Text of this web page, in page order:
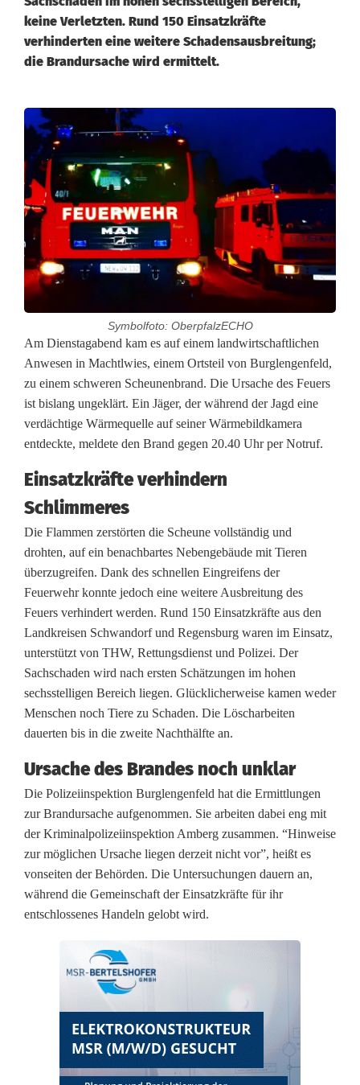
keine Verletzten. Rund 150 Einsatzkräfte
verhinderten eine weitere Schadensausbreitung;
die Brandursache wird ermittelt.
Symbolfoto: OberpfalzECHO
G
r
o
ß
b
r
a
n
d
i
n
B
u
r
g
e
n
g
Am Dienstagabend kam es auf einem landwirtschaftlichen
Anwesen in Machtlwies, einem Ortsteil von Burglengenfeld,
zu einem schweren Scheunenbrand. Die Ursache des Feuers
ist bislang ungeklärt. Ein Jäger, der während der Jagd eine
verdächtige Wärmequelle auf seiner Wärmebildkamera
entdeckte, meldete den Brand gegen 20.40 Uhr per Notruf.
Einsatzkräfte verhindern
Schlimmeres
Die Flammen zerstörten die Scheune vollständig und
drohten, auf ein benachbartes Nebengebäude mit Tieren
überzugreifen. Dank des schnellen Eingreifens der
Feuerwehr konnte jedoch eine weitere Ausbreitung des
Feuers verhindert werden. Rund 150 Einsatzkräfte aus den
Landkreisen Schwandorf und Regensburg waren im Einsatz,
unterstützt von THW, Rettungsdienst und Polizei. Der
Sachschaden wird nach ersten Schätzungen im hohen
sechsstelligen Bereich liegen. Glücklicherweise kamen weder
Menschen noch Tiere zu Schaden. Die Löscharbeiten
dauerten bis in die zweite Nachthälfte an.
Ursache des Brandes noch unklar
Die Polizeiinspektion Burglengenfeld hat die Ermittlungen
zur Brandursache aufgenommen. Sie arbeiten dabei eng mit
der Kriminalpolizeiinspektion Amberg zusammen. “Hinweise
zur möglichen Ursache liegen derzeit nicht vor”, heißt es
vonseiten der Behörden. Die Untersuchungen dauern an,
während die Gemeinschaft der Einsatzkräfte für ihr
entschlossenes Handeln gelobt wird.